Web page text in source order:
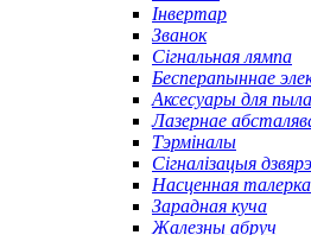
Інвертар
Званок
Сігнальная лямпа
Бесперапыннае
Аксесуары для
Лазернае
Тэрміналы
Сігналізацыя
Насценная талерка
Зарадная куча
Жалезны абруч